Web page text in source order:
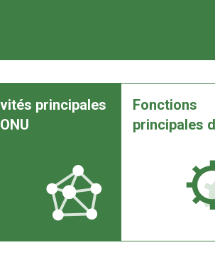
principales
Fonctions
principales